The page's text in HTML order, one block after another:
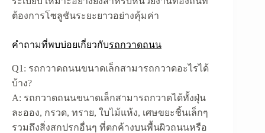
ต้องการโซลูชันระยะยาวอย่างคุ้มค่า
คำถามที่พบบ่อยเกี่ยวกับรถกวาดถนน
Q1: รถกวาดถนนขนาดเล็กสามารถกวาดอะไรได้
บ้าง?
A: รถกวาดถนนขนาดเล็กสามารถกวาดได้ทั้งฝุ่น
ละออง, กรวด, ทราย, ใบไม้แห้ง, เศษขยะชิ้นเล็กๆ
รวมถึงสิ่งสกปรกอื่นๆ ที่ตกค้างบนพื้นผิวถนนหรือ